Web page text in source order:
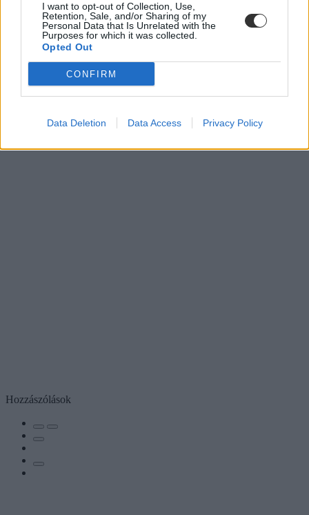
I want to opt-out of Collection, Use,
Retention, Sale, and/or Sharing of my
Personal Data that Is Unrelated with the
Purposes for which it was collected.
Opted Out
CONFIRM
Data Deletion Data Access Privacy Policy
Hozzászólások